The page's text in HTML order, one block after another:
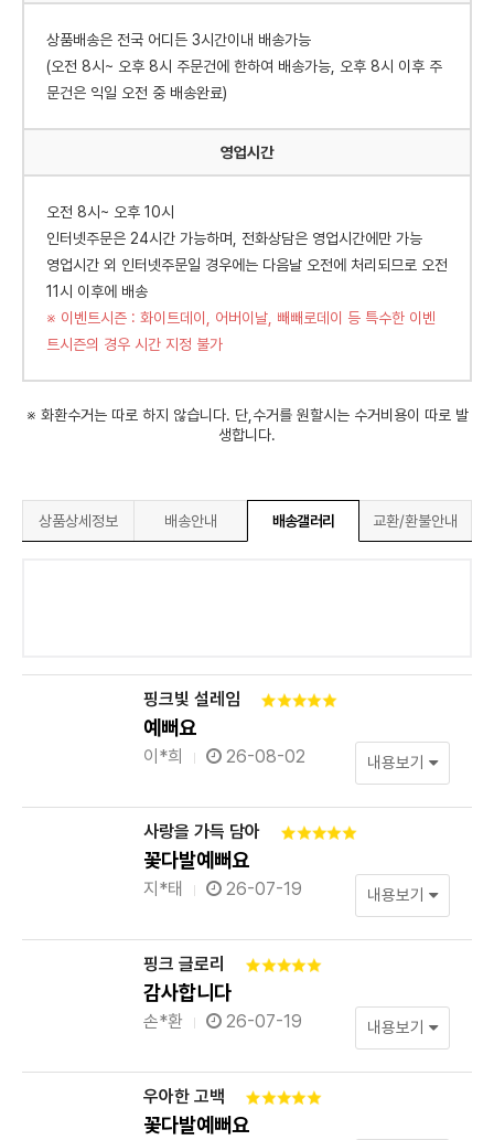
상품배송은 전국 어디든 3시간이내 배송가능
(오전 8시~ 오후 8시 주문건에 한하여 배송가능, 오후 8시 이후 주
문건은 익일 오전 중 배송완료)
영업시간
오전 8시~ 오후 10시
인터넷주문은 24시간 가능하며, 전화상담은 영업시간에만 가능
영업시간 외 인터넷주문일 경우에는 다음날 오전에 처리되므로 오전
11시 이후에 배송
※ 이벤트시즌 : 화이트데이, 어버이날, 빼빼로데이 등 특수한 이벤
트시즌의 경우 시간 지정 불가
※ 화환수거는 따로 하지 않습니다. 단,수거를 원할시는 수거비용이 따로 발
생합니다.
상품상세정보 배송안내 배송갤러리 교환/환불안내
핑크빛 설레임
예뻐요
이*희 26-08-02 내용보기
사랑을 가득 담아
꽃다발예뻐요
지*태 26-07-19 내용보기
핑크 글로리
감사합니다
손*환 26-07-19 내용보기
우아한 고백
꽃다발예뻐요